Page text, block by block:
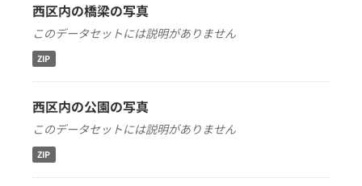
西区内の橋梁の写真
このデータセットには説明がありません
ZIP
西区内の公園の写真
このデータセットには説明がありません
ZIP